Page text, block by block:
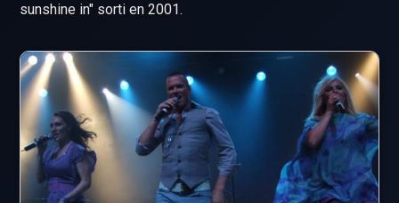
sunshine in" sorti en 2001.